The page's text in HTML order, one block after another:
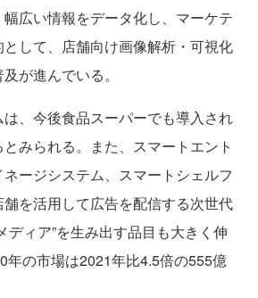
広い情報をデータ化し、マーケテ
して、店舗向け画像解析・可視化
が進んでいる。
、今後食品スーパーでも導入され
みられる。また、スマートエント
ージシステム、スマートシェルフ
を活用して広告を配信する次世代
ディア”を生み出す品目も大きく伸
年の市場は2021年比4.5倍の555億